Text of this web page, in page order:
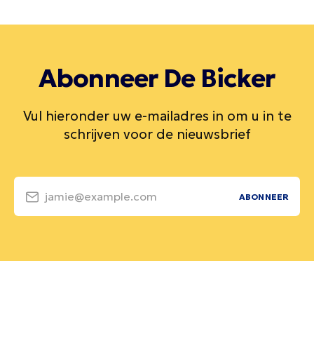
Abonneer De Bicker
Vul hieronder uw e-mailadres in om u in te
schrijven voor de nieuwsbrief
jamie@example.com ABONNEER